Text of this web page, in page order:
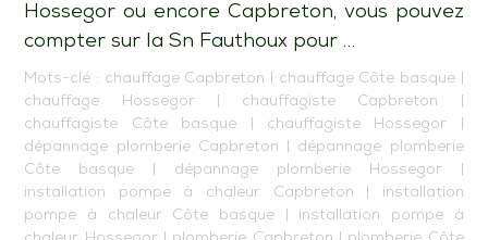
Hossegor ou encore Capbreton, vous pouvez
compter sur la Sn Fauthoux pour …
Mots-clé : chauffage Capbreton chauffage Côte basque|
chauffage Hossegor| chauffagiste Capbreton
chauffagiste Côte basque
chauffagiste Hossegor
dépannage plomberie Capbreton
dépannage plomberie
Côte basque
dépannage plomberie Hossegor|
installation pompe à chaleur Capbreton
installation
pompe à chaleur Côte basque
installation pompe à